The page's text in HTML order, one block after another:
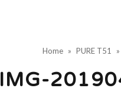
Home » PURE T51 »
IMG-